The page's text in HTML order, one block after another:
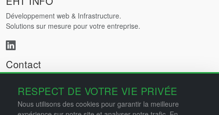
Développement web & Infrastructure.
Solutions sur mesure pour votre entreprise.
Contact
0629495395
64 Rue de falaise, 14000 CAEN
RESPECT DE VOTRE VIE PRIVÉE
Nous utilisons des cookies pour garantir la meilleure